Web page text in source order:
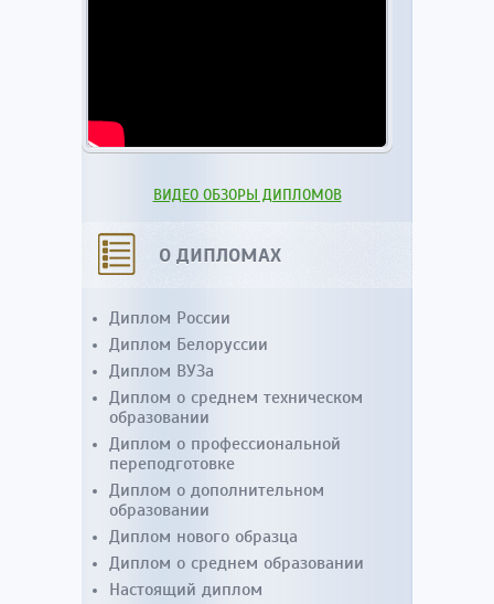
ВИДЕО ОБЗОРЫ ДИПЛОМОВ
О ДИПЛОМАХ
Диплом России
Диплом Белоруссии
Диплом ВУЗа
Диплом о среднем техническом
образовании
Диплом о профессиональной
переподготовке
Диплом о дополнительном
образовании
Диплом нового образца
Диплом о среднем образовании
Настоящий диплом